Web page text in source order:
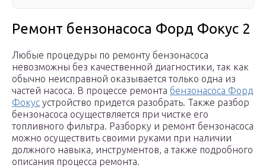
Ремонт бензонасоса Форд Фокус 2
Любые процедуры по ремонту бензонасоса
невозможны без качественной диагностики, так как
обычно неисправной оказывается только одна из
частей насоса. В процессе ремонта бензонасоса Форд
Фокус устройство придется разобрать. Также разбор
бензонасоса осуществляется при чистке его
топливного фильтра. Разборку и ремонт бензонасоса
можно осуществить своими руками при наличии
должного навыка, инструментов, а также подробного
описания процесса ремонта.